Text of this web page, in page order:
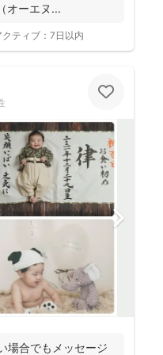
オーエヌ...
ティブ： 7日以内
場合でもメッセージ